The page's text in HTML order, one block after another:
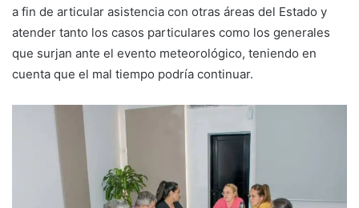
a fin de articular asistencia con otras áreas del Estado y
atender tanto los casos particulares como los generales
que surjan ante el evento meteorológico, teniendo en
cuenta que el mal tiempo podría continuar.